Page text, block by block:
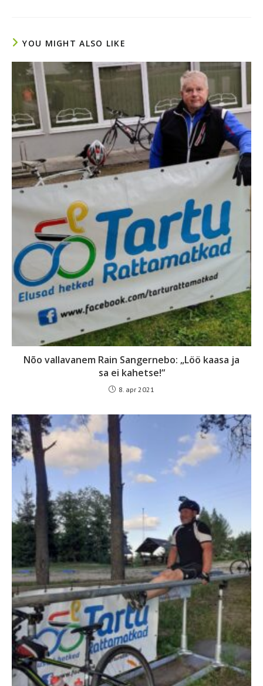
YOU MIGHT ALSO LIKE
Nõo vallavanem Rain Sangernebo: „Löö kaasa ja
sa ei kahetse!“
8. apr 2021